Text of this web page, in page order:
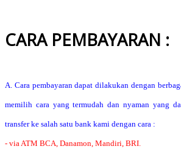
CARA PEMBAYARAN :
A. Cara pembayaran dapat dilakukan dengan
memilih cara yang termudah dan nyaman yang
transfer ke salah satu bank kami dengan cara :
- via ATM BCA, Danamon, Mandiri, BRI.